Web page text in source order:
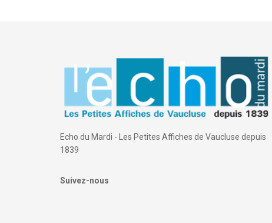
Echo du Mardi - Les Petites Affiches de Vaucluse depuis
1839
Suivez-nous